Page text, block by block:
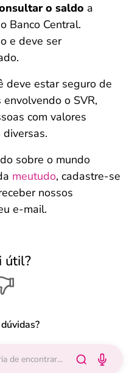
o saldo a
Banco Central.
e deve ser
deve estar seguro de
o SVR,
com valores
sobre o mundo
meutudo, cadastre-se
nossos
e-mail.
útil?